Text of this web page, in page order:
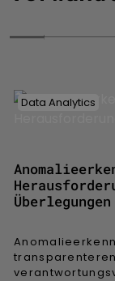
Data Analytics
Überlegungen